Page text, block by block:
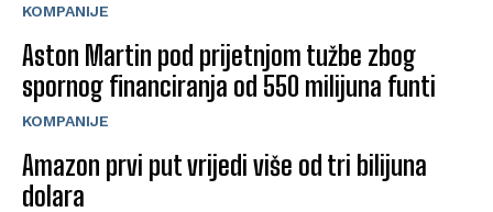
KOMPANIJE
Aston Martin pod prijetnjom tužbe zbog
spornog financiranja od 550 milijuna funti
KOMPANIJE
Amazon prvi put vrijedi više od tri bilijuna
dolara